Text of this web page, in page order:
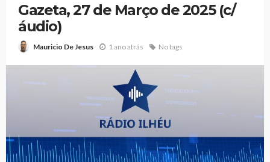
Gazeta, 27 de Março de 2025 (c/
áudio)
Mauricio De Jesus 1 ano atrás No tags